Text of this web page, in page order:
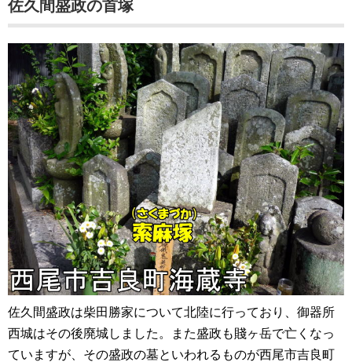
佐久間盛政の首塚
佐久間盛政は柴田勝家について北陸に行っており、御器所
西城はその後廃城しました。また盛政も賤ヶ岳で亡くなっ
ていますが、その盛政の墓といわれるものが西尾市吉良町